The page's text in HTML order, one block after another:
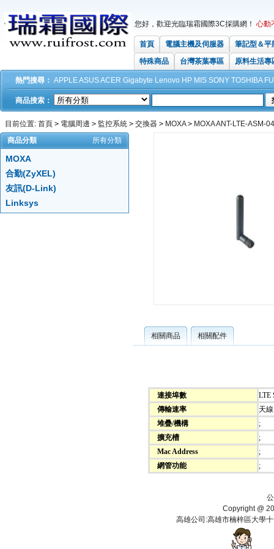
您好，歡迎光臨瑞霜國際3C採購網！ 心動
首頁 電腦主機及伺服器
筆記型＆平
特殊商品
台灣茶葉專區 原料生活專
熱門搜尋： APPLEASUSACER Gigabyte Lenovo HP MIS SONY TOSHIBA
商品搜索：
目前位置: 首頁 > 電腦周邊 > 監控系統 > 交換器 > MOXA > MOXA ANT-LTE-ASM-
商品分類
所有分類
MOXA
合勤(ZyXEL)
友訊(D-Link)
Linksys
相關商品 相關配件
連接埠數
LTE
傳輸速率
天線
堆疊/機構
;
擴充槽
;
Mac Address
;
網管功能
;
Copyright @
高雄公司:高雄市楠梓區大學